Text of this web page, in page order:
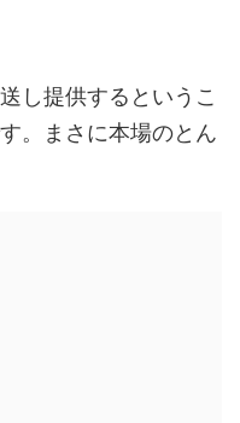
し提供するというこ
。まさに本場のとん